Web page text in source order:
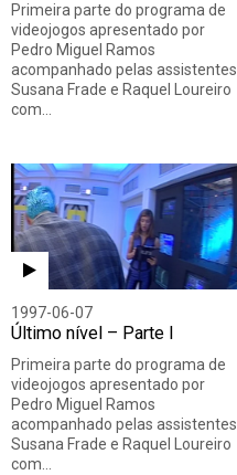
Primeira parte do programa de
videojogos apresentado por
Pedro Miguel Ramos
acompanhado pelas assistentes
Susana Frade e Raquel Loureiro
com…
1997-06-07
Último nível – Parte I
Primeira parte do programa de
videojogos apresentado por
Pedro Miguel Ramos
acompanhado pelas assistentes
Susana Frade e Raquel Loureiro
com…